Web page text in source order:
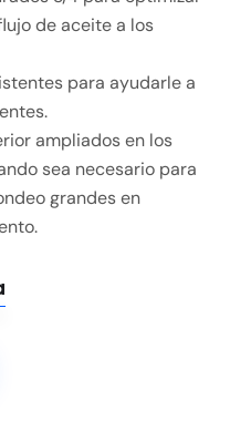
de aceite a los
para ayudarle a
ampliados en los
sea necesario para
grandes en